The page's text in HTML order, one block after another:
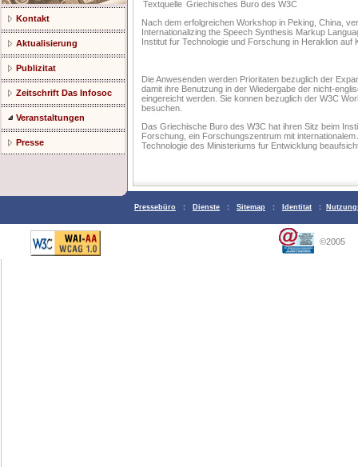
Kontakt
Aktualisierung
Publizitat
Zeitschrift Das Infosoc
Veranstaltungen
Presse
Textquelle Griechisches Buro des W3C
Nach dem erfolgreichen Workshop in Peking, China,
Internationalizing the Speech Synthesis Markup
Institut fur Technologie und Forschung in Heraklion
Die Anwesenden werden Prioritaten bezuglich der
damit ihre Benutzung in der Wiedergabe der nicht-
eingereicht werden. Sie konnen bezuglich der W3C
besuchen.
Das Griechische Buro des W3C hat ihren Sitz beim
Forschung, ein Forschungszentrum mit
Technologie des Ministeriums fur Entwicklung
Pressebüro : Dienste : Sitemap : Identitat :
©2005